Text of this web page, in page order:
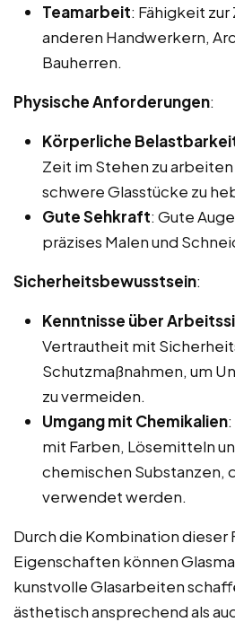
Teamarbeit: Fähigkeit
anderen Handwerkern,
Bauherren.
Physische Anforderungen:
Körperliche
Zeit im Stehen zu
schwere Glasstücke zu
Gute Sehkraft: Gute
präzises Malen und
Sicherheitsbewusstsein:
Kenntnisse über
Vertrautheit mit
Schutzmaßnahmen, um
zu vermeiden.
Umgang mit Chemikalien
mit Farben, Lösemitteln
chemischen Substanzen,
verwendet werden.
Durch die Kombination dieser
Eigenschaften können
kunstvolle Glasarbeiten
ästhetisch ansprechend als